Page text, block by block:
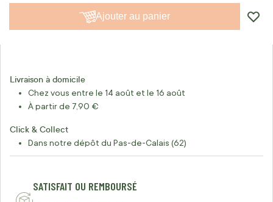
Ajouter au panier
Livraison à domicile
Chez vous entre le 14 août et le 16 août
À partir de 7,90 €
Click & Collect
Dans notre dépôt du Pas-de-Calais (62)
SATISFAIT OU REMBOURSÉ